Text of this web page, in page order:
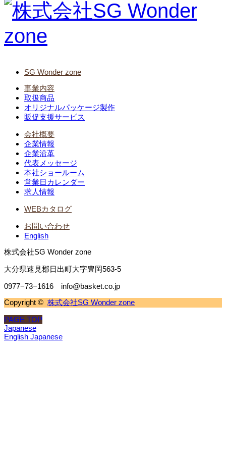
SG Wonder zone
事業内容
取扱商品
オリジナルパッケージ製作
販促支援サービス
会社概要
企業情報
企業沿革
代表メッセージ
本社ショールーム
営業日カレンダー
求人情報
WEBカタログ
お問い合わせ
English
株式会社SG Wonder zone
大分県速見郡日出町大字豊岡563-5
0977−73−1616 info@basket.co.jp
Copyright © 株式会社SG Wonder zone
PAGE TOP
Japanese
English Japanese